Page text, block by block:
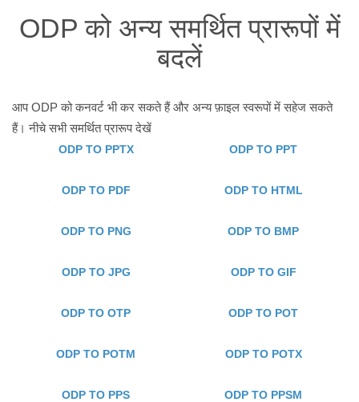
ODP को अन्य समर्थित प्रारूपों में
बदलें
आप ODP को कनवर्ट भी कर सकते हैं और अन्य फ़ाइल स्वरूपों में सहेज सकते
हैं। नीचे सभी समर्थित प्रारूप देखें
ODP TO PPTX ODP TO PPT
ODP TO PDF ODP TO HTML
ODP TO PNG ODP TO BMP
ODP TO JPG ODP TO GIF
ODP TO OTP ODP TO POT
ODP TO POTM ODP TO POTX
ODP TO PPS ODP TO PPSM